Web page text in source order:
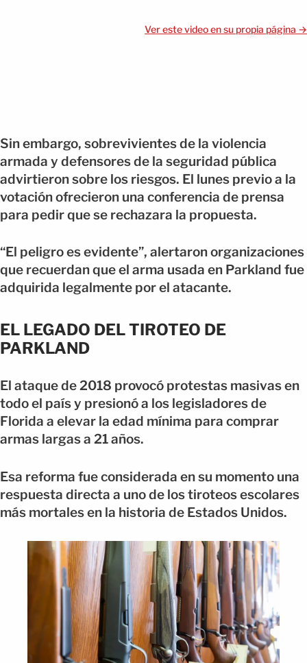
Ver este video en su propia página →
Sin embargo, sobrevivientes de la violencia
armada y defensores de la seguridad pública
advirtieron sobre los riesgos. El lunes previo a la
votación ofrecieron una conferencia de prensa
para pedir que se rechazara la propuesta.
“El peligro es evidente”, alertaron organizaciones
que recuerdan que el arma usada en Parkland fue
adquirida legalmente por el atacante.
EL LEGADO DEL TIROTEO DE
PARKLAND
El ataque de 2018 provocó protestas masivas en
todo el país y presionó a los legisladores de
Florida a elevar la edad mínima para comprar
armas largas a 21 años.
Esa reforma fue considerada en su momento una
respuesta directa a uno de los tiroteos escolares
más mortales en la historia de Estados Unidos.